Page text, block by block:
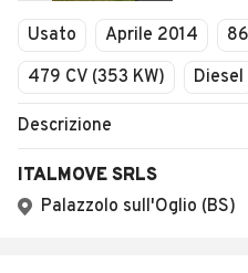
Usato Aprile 2014
479 CV (353 KW)
Diesel
Descrizione
ITALMOVE SRLS
Palazzolo sull'Oglio (BS)